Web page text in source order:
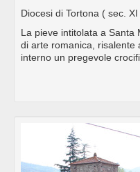
Diocesi di Tortona ( sec. XI
La pieve intitolata a Santa
di arte romanica, risalente
interno un pregevole